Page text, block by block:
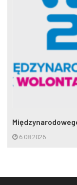
6.08.2026